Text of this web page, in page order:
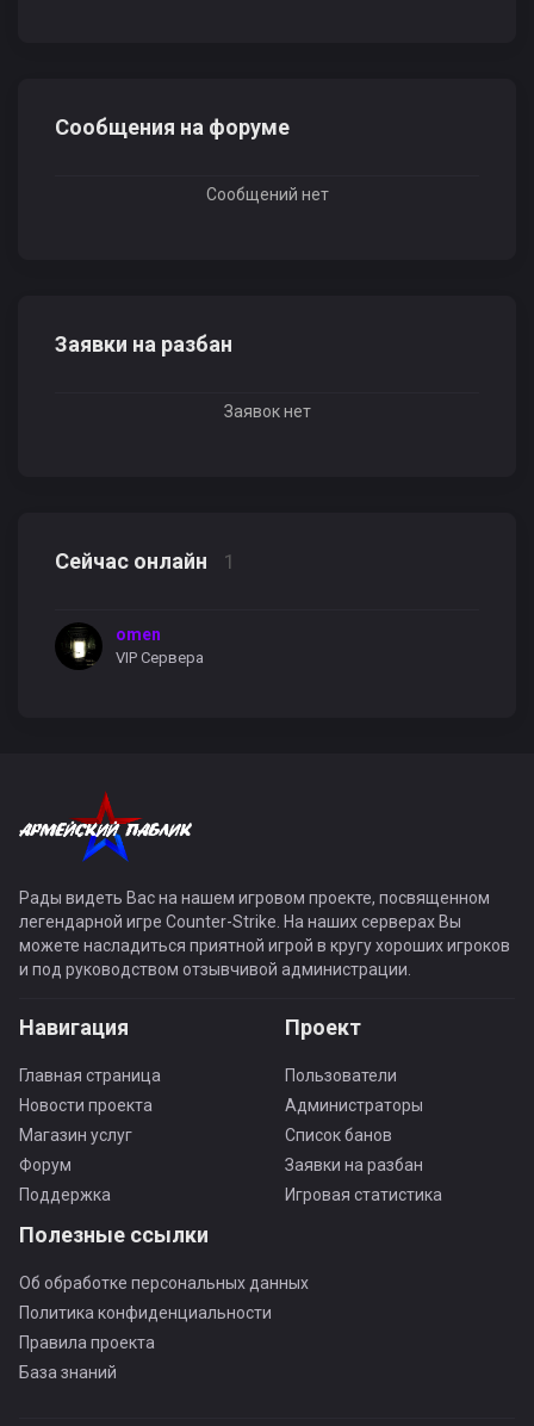
Сообщения на форуме
Сообщений нет
Заявки на разбан
Заявок нет
Сейчас онлайн 1
omen
VIP Сервера
Рады видеть Вас на нашем игровом проекте, посвященном
легендарной игре Counter-Strike. На наших серверах Вы
можете насладиться приятной игрой в кругу хороших игроков
и под руководством отзывчивой администрации.
Навигация
Главная страница
Новости проекта
Магазин услуг
Форум
Поддержка
Проект
Пользователи
Администраторы
Список банов
Заявки на разбан
Игровая статистика
Полезные ссылки
Об обработке персональных данных
Политика конфиденциальности
Правила проекта
База знаний